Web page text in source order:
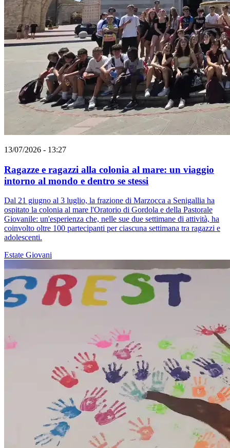
13/07/2026 - 13:27
Ragazze e ragazzi alla colonia al mare: un viaggio
intorno al mondo e dentro se stessi
Dal 21 giugno al 3 luglio, la frazione di Marzocca a Senigallia ha
ospitato la colonia al mare l'Oratorio di Gordola e della Pastorale
Giovanile: un'esperienza che, nelle sue due settimane di attività, ha
coinvolto oltre 100 partecipanti per ciascuna settimana tra ragazzi e
adolescenti.
Estate Giovani